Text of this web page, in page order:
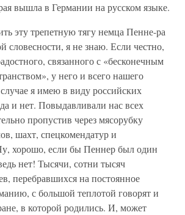
вышла в Германии на русском языке.
эту трепетную тягу немца Пенне-ра
словесности, я не знаю. Если честно,
связанного с «бесконечным
у него и всего нашего
я имею в виду российских
и нет. Повыдавливали нас всех
пропустив через мясорубку
шахт, спецкомендатур и
хорошо, если бы Пеннер был один
нет! Тысячи, сотни тысяч
перебравшихся на постоянное
с большой теплотой говорят и
в которой родились. И, может